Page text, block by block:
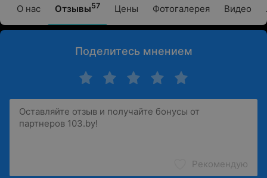
О нас Отзывы57 Цены Фотогалерея Видео
Поделитесь мнением
Рекомендую